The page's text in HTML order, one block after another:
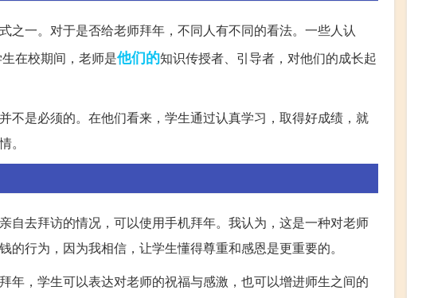
一。对于是否给老师拜年，不同人有不同的看法。一些人认
在校期间，老师是他们的知识传授者、引导者，对他们的成长起
不是必须的。在他们看来，学生通过认真学习，取得好成绩，就
。
自去拜访的情况，可以使用手机拜年。我认为，这是一种对老师
行为，因为我相信，让学生懂得尊重和感恩是更重要的。
，学生可以表达对老师的祝福与感激，也可以增进师生之间的